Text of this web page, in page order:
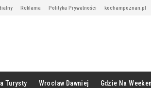
Reklama Polityka Prywatności kochampoznan.pl
Turysty Wrocław Dawniej Gdzie Na